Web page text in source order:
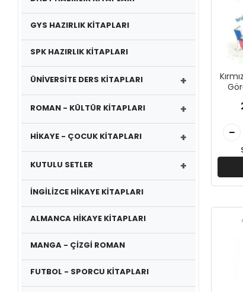
GYS HAZIRLIK KİTAPLARI
SPK HAZIRLIK KİTAPLARI
ÜNİVERSİTE DERS KİTAPLARI +
ROMAN - KÜLTÜR KİTAPLARI +
HİKAYE - ÇOCUK KİTAPLARI +
KUTULU SETLER +
İNGİLİZCE HİKAYE KİTAPLARI
ALMANCA HİKAYE KİTAPLARI
MANGA - ÇİZGİ ROMAN
FUTBOL - SPORCU KİTAPLARI